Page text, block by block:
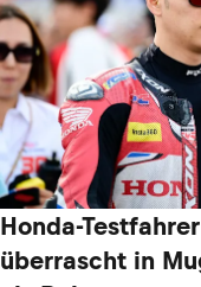
Honda-
überrascht in